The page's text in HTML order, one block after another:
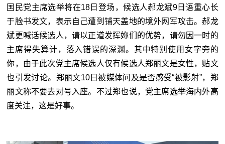
国民党主席选举将在18日登场，候选人郝龙斌9日语重心长
于脸书发文，表示自己遭到铺天盖地的境外网军攻击。郝龙
斌更喊话候选人，请以正道发挥妳们的优势，请勿因一时的
主席得失算计，落入错误的深渊。其中特别使用女字旁的
你，由于此次党主席候选人仅有候选人郑丽文是女性，贴文
也引发讨论。郑丽文10日被媒体问及是否感受“被影射”，郑
丽文称不要去对号入座。不过郑也说，党主席选举海内外高
度关注，这是好事。